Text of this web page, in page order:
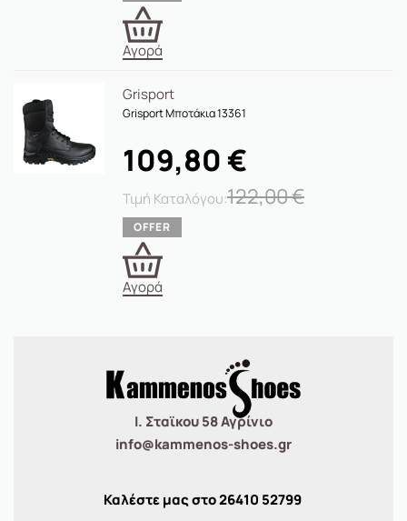
Αγορά
Grisport
Grisport Μποτάκια 13361
122,00€
109,80 €
Αγορά
Ι. Σταϊκου 58 Αγρίνιο
info@kammenos-shoes.gr
Καλέστε μας στο26410 52799